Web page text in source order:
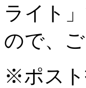
ライト
ので、
※ポスト